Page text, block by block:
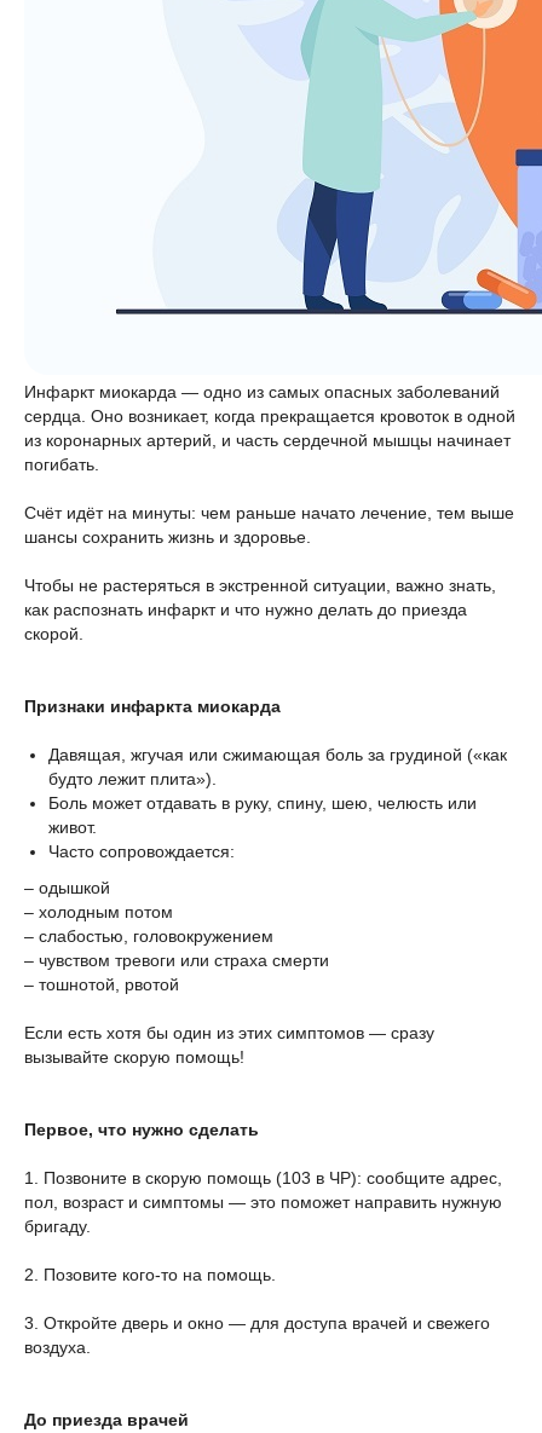
Инфаркт миокарда — одно из самых опасных заболеваний
сердца. Оно возникает, когда прекращается кровоток в одной
из коронарных артерий, и часть сердечной мышцы начинает
погибать.
Счёт идёт на минуты: чем раньше начато лечение, тем выше
шансы сохранить жизнь и здоровье.
Чтобы не растеряться в экстренной ситуации, важно знать,
как распознать инфаркт и что нужно делать до приезда
скорой.
Признаки инфаркта миокарда
Давящая, жгучая или сжимающая боль за грудиной («как
будто лежит плита»).
Боль может отдавать в руку, спину, шею, челюсть или
живот.
Часто сопровождается:
– одышкой
– холодным потом
– слабостью, головокружением
– чувством тревоги или страха смерти
– тошнотой, рвотой
Если есть хотя бы один из этих симптомов — сразу
вызывайте скорую помощь!
Первое, что нужно сделать
1. Позвоните в скорую помощь (103 в ЧР): сообщите адрес,
пол, возраст и симптомы — это поможет направить нужную
бригаду.
2. Позовите кого-то на помощь.
3. Откройте дверь и окно — для доступа врачей и свежего
воздуха.
До приезда врачей